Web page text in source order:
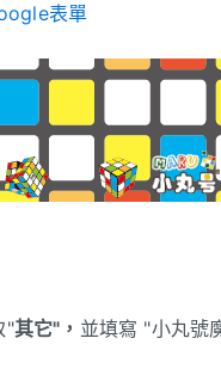
表單
"其它"， 並填寫 "小丸號